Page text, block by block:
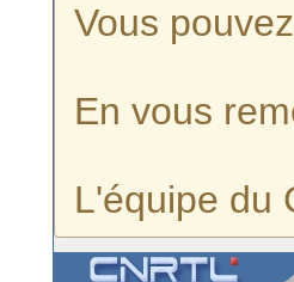
Vous
En vous
L'équipe du